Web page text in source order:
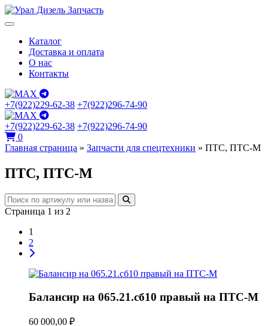
Каталог
Доставка и оплата
О нас
Контакты
+7(922)229-62-38 +7(922)296-74-90
+7(922)229-62-38 +7(922)296-74-90
0
Главная страница » Запчасти для спецтехники » ПТС, ПТС-М
ПТС, ПТС-М
Страница 1 из 2
1
2
Балансир на 065.21.сб10 правый на ПТС-М
60 000,00 ₽